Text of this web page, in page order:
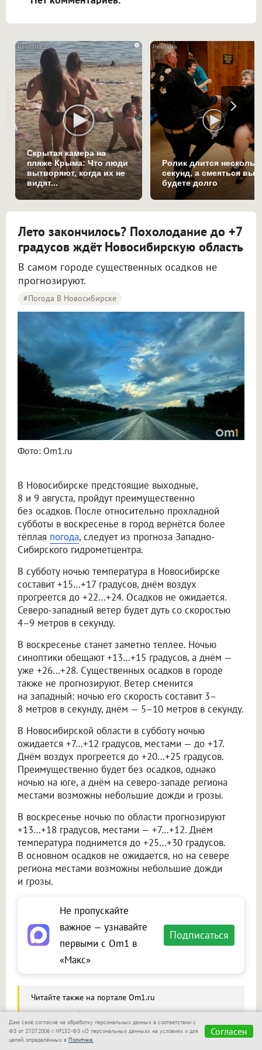
i
Скрытая камера на
пляже Крыма: Что люди
вытворяют, когда их не
видят...
Ролик длится
секунд, а смеяться вы
будете долго
Лето закончилось? Похолодание до +7
градусов ждёт Новосибирскую область
В самом городе существенных осадков не
прогнозируют.
#Погода В Новосибирске
Фото: Om1.ru
В Новосибирске предстоящие выходные,
8 и 9 августа, пройдут преимущественно
без осадков. После относительно прохладной
субботы в воскресенье в город вернётся более
тёплая погода, следует из прогноза Западно-
Сибирского гидрометцентра.
В субботу ночью температура в Новосибирске
составит +15…+17 градусов, днём воздух
прогреется до +22…+24. Осадков не ожидается.
Северо-западный ветер будет дуть со скоростью
4–9 метров в секунду.
В воскресенье станет заметно теплее. Ночью
синоптики обещают +13…+15 градусов, а днём —
уже +26…+28. Существенных осадков в городе
также не прогнозируют. Ветер сменится
на западный: ночью его скорость составит 3–
8 метров в секунду, днём — 5–10 метров в секунду.
В Новосибирской области в субботу ночью
ожидается +7…+12 градусов, местами — до +17.
Днём воздух прогреется до +20…+25 градусов.
Преимущественно будет без осадков, однако
ночью на юге, а днём на северо-западе региона
местами возможны небольшие дожди и грозы.
В воскресенье ночью по области прогнозируют
+13…+18 градусов, местами — +7…+12. Днём
температура поднимется до +25…+30 градусов.
В основном осадков не ожидается, но на севере
региона местами возможны небольшие дожди
и грозы.
Не пропускайте
важное — узнавайте
первыми с Om1 в
«Макс»
Подписаться
Читайте также на портале Om1.ru
В Новосибирске начинается неделя дождей:
с четверга похолодает до +21
Даю своё согласие на обработку персональных данных в соответствии с
ФЗ от 27.07.2006 г. №152-ФЗ «О персональных данных» на условиях и для
целей, определённых в Политике.
Согласен